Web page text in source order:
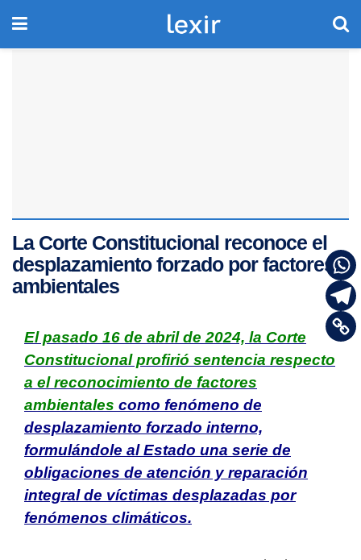
La Corte Constitucional reconoce el
desplazamiento forzado por factores
ambientales
El pasado 16 de abril de 2024, la Corte
Constitucional profirió sentencia respecto
a el reconocimiento de factores
ambientales como fenómeno de
desplazamiento forzado interno,
formulándole al Estado una serie de
obligaciones de atención y reparación
integral de víctimas desplazadas por
fenómenos climáticos.